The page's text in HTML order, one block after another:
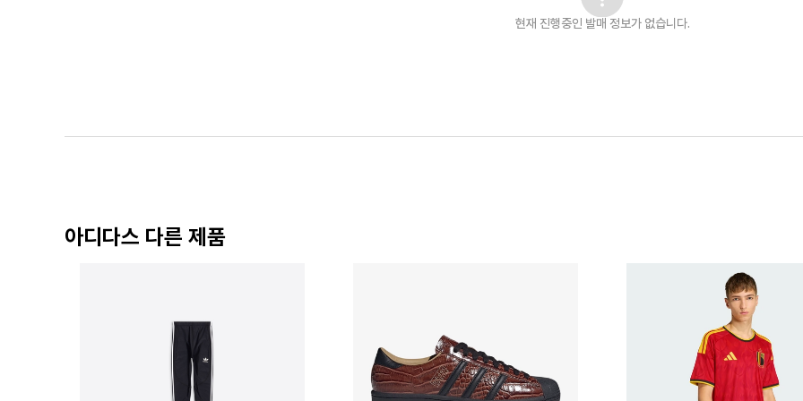
현재 진행중인 발매 정보가 없습니다.
아디다스 다른 제품